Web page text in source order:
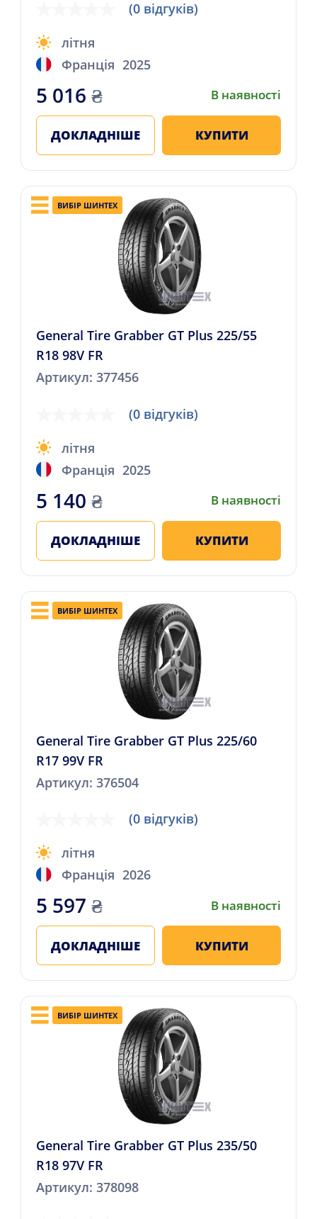
(0 відгуків)
літня
Франція 2025
5 016 ₴ В наявності
ДОКЛАДНІШЕ КУПИТИ
ВИБІР ШИНТЕХ
General Tire Grabber GT Plus 225/55
R18 98V FR
Артикул: 377456
(0 відгуків)
літня
Франція 2025
5 140 ₴ В наявності
ДОКЛАДНІШЕ КУПИТИ
ВИБІР ШИНТЕХ
General Tire Grabber GT Plus 225/60
R17 99V FR
Артикул: 376504
(0 відгуків)
літня
Франція 2026
5 597 ₴ В наявності
ДОКЛАДНІШЕ КУПИТИ
ВИБІР ШИНТЕХ
General Tire Grabber GT Plus 235/50
R18 97V FR
Артикул: 378098